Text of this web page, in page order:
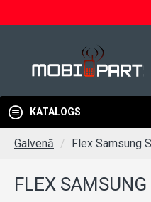
KATALOGS
Galvenā Flex Samsung
FLEX